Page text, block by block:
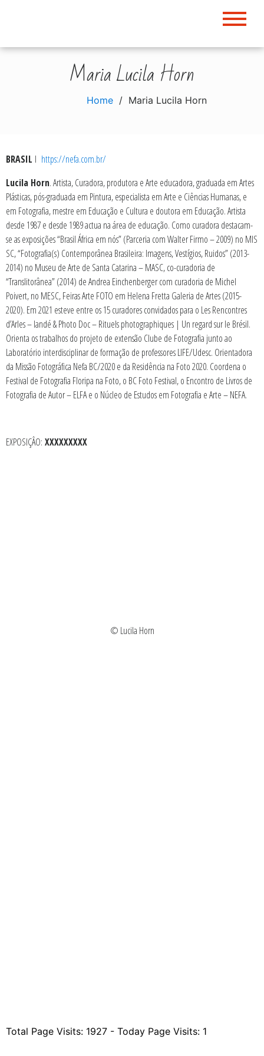
Maria Lucila Horn
Home Maria Lucila Horn
BRASIL I https://nefa.com.br/
Lucila Horn. Artista, Curadora, produtora e Arte educadora, graduada em Artes
Plásticas, pós-graduada em Pintura, especialista em Arte e Ciências Humanas, e
em Fotografia, mestre em Educação e Cultura e doutora em Educação. Artista
desde 1987 e desde 1989 actua na área de educação. Como curadora destacam-
se as exposições “Brasil África em nós” (Parceria com Walter Firmo – 2009) no MIS
SC, “Fotografia(s) Contemporânea Brasileira: Imagens, Vestígios, Ruidos” (2013-
2014) no Museu de Arte de Santa Catarina – MASC, co-curadoria de
“Translitorânea” (2014) de Andrea Einchenberger com curadoria de Michel
Poivert, no MESC, Feiras Arte FOTO em Helena Fretta Galeria de Artes (2015-
2020). Em 2021 esteve entre os 15 curadores convidados para o Les Rencontres
d’Arles – Iandé & Photo Doc – Rituels photographiques | Un regard sur le Brésil.
Orienta os trabalhos do projeto de extensão Clube de Fotografia junto ao
Laboratório interdisciplinar de formação de professores LIFE/Udesc. Orientadora
da Missão Fotográfica Nefa BC/2020 e da Residência na Foto 2020. Coordena o
Festival de Fotografia Floripa na Foto, o BC Foto Festival, o Encontro de Livros de
Fotografia de Autor – ELFA e o Núcleo de Estudos em Fotografia e Arte – NEFA.
EXPOSIÇÂO: XXXXXXXXX
© Lucila Horn
Total Page Visits: 1927 - Today Page Visits: 1